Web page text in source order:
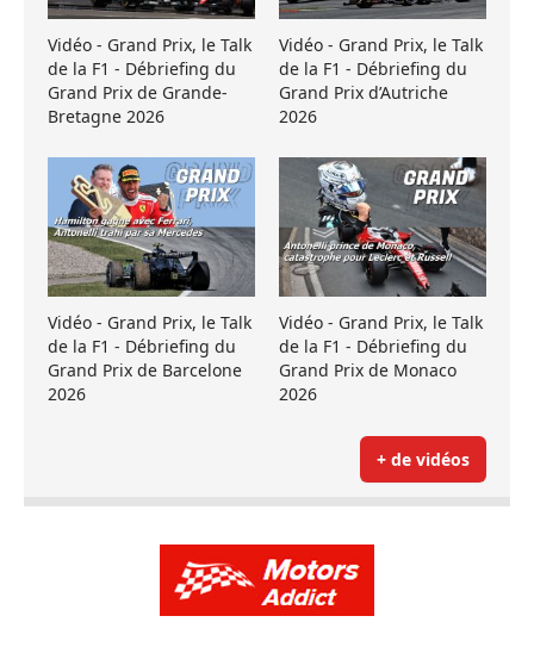
Vidéo - Grand Prix, le Talk
de la F1 - Débriefing du
Grand Prix de Grande-
Bretagne 2026
Vidéo - Grand Prix, le Talk
de la F1 - Débriefing du
Grand Prix d’Autriche
2026
Vidéo - Grand Prix, le Talk
de la F1 - Débriefing du
Grand Prix de Barcelone
2026
Vidéo - Grand Prix, le Talk
de la F1 - Débriefing du
Grand Prix de Monaco
2026
+ de vidéos